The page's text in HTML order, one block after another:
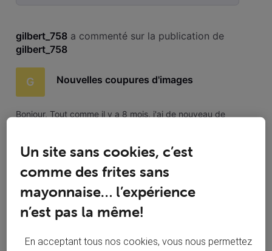
activités
gilbert_758 a commenté sur la publication de
gilbert_758
G Nouvelles coupures d'images
Bonjour, Tout comme il y a 8 mois, j'ai de nouveau de
"chamarré" et revient. Les 2 signaux sont bons (3 blocs)
G
Merci @Antoine L pour cette réponse.
Dommage, pour le forum mais bon les choses
évoluent. Bonne journée,
Un site sans cookies, c’est
comme des frites sans
mayonnaise… l’expérience
n’est pas la même!
En acceptant tous nos cookies, vous nous permettez